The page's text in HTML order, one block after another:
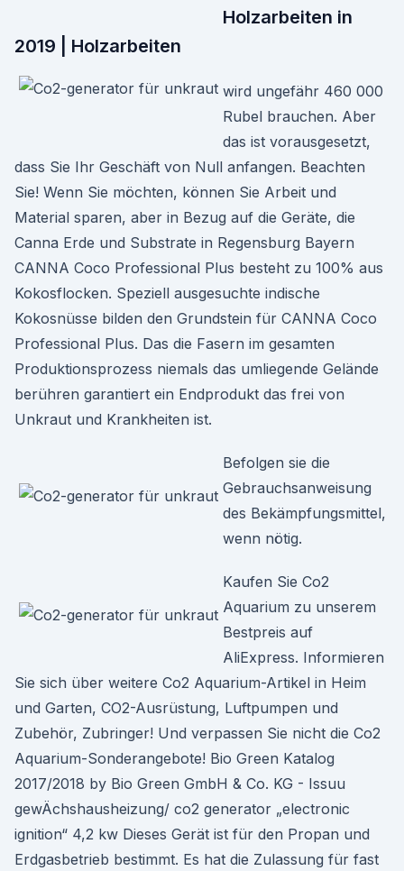
Holzarbeiten in
2019 | Holzarbeiten
wird ungefähr 460 000
Rubel brauchen. Aber
das ist vorausgesetzt,
dass Sie Ihr Geschäft von Null anfangen. Beachten
Sie! Wenn Sie möchten, können Sie Arbeit und
Material sparen, aber in Bezug auf die Geräte, die
Canna Erde und Substrate in Regensburg Bayern
CANNA Coco Professional Plus besteht zu 100% aus
Kokosflocken. Speziell ausgesuchte indische
Kokosnüsse bilden den Grundstein für CANNA Coco
Professional Plus. Das die Fasern im gesamten
Produktionsprozess niemals das umliegende Gelände
berühren garantiert ein Endprodukt das frei von
Unkraut und Krankheiten ist.
Befolgen sie die
Gebrauchsanweisung
des Bekämpfungsmittel,
wenn nötig.
Kaufen Sie Co2
Aquarium zu unserem
Bestpreis auf
AliExpress. Informieren
Sie sich über weitere Co2 Aquarium-Artikel in Heim
und Garten, CO2-Ausrüstung, Luftpumpen und
Zubehör, Zubringer! Und verpassen Sie nicht die Co2
Aquarium-Sonderangebote! Bio Green Katalog
2017/2018 by Bio Green GmbH & Co. KG - Issuu
gewÄchshausheizung/ co2 generator „electronic
ignition“ 4,2 kw Dieses Gerät ist für den Propan und
Erdgasbetrieb bestimmt. Es hat die Zulassung für fast